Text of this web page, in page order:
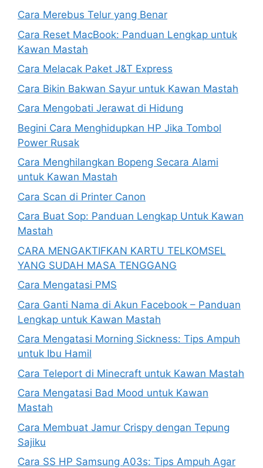
Cara Merebus Telur yang Benar
Cara Reset MacBook: Panduan Lengkap untuk
Kawan Mastah
Cara Melacak Paket J&T Express
Cara Bikin Bakwan Sayur untuk Kawan Mastah
Cara Mengobati Jerawat di Hidung
Begini Cara Menghidupkan HP Jika Tombol
Power Rusak
Cara Menghilangkan Bopeng Secara Alami
untuk Kawan Mastah
Cara Scan di Printer Canon
Cara Buat Sop: Panduan Lengkap Untuk Kawan
Mastah
CARA MENGAKTIFKAN KARTU TELKOMSEL
YANG SUDAH MASA TENGGANG
Cara Mengatasi PMS
Cara Ganti Nama di Akun Facebook – Panduan
Lengkap untuk Kawan Mastah
Cara Mengatasi Morning Sickness: Tips Ampuh
untuk Ibu Hamil
Cara Teleport di Minecraft untuk Kawan Mastah
Cara Mengatasi Bad Mood untuk Kawan
Mastah
Cara Membuat Jamur Crispy dengan Tepung
Sajiku
Cara SS HP Samsung A03s: Tips Ampuh Agar